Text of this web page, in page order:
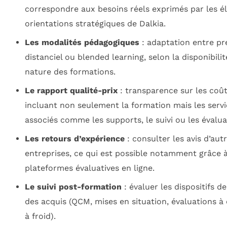
correspondre aux besoins réels exprimés par les
orientations stratégiques de Dalkia.
Les modalités pédagogiques : adaptation entre
distanciel ou blended learning, selon la
nature des formations.
Le rapport qualité-prix: transparence sur les
incluant non seulement la formation mais les
associés comme les supports, le suivi ou les
Les retours d’expérience: consulter les avis
entreprises, ce qui est possible notamment grâce
plateformes évaluatives en ligne.
Le suivi post-formation : évaluer les dispositifs
des acquis (QCM, mises en situation, évaluations
à froid).